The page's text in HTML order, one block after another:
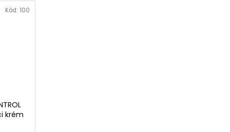
krém
Kód: 100